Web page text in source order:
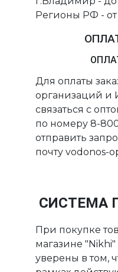
Регионы РФ -
Для оплаты
организаций и
связаться с
по номеру 8-
отправить
почту vodonos-
СИСТЕМА
При покупке
магазине
уверены в том,